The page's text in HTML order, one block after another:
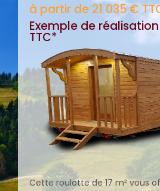
à partir de 21 035 €
Exemple de
TTC*
Cette roulotte de 17 m² vous